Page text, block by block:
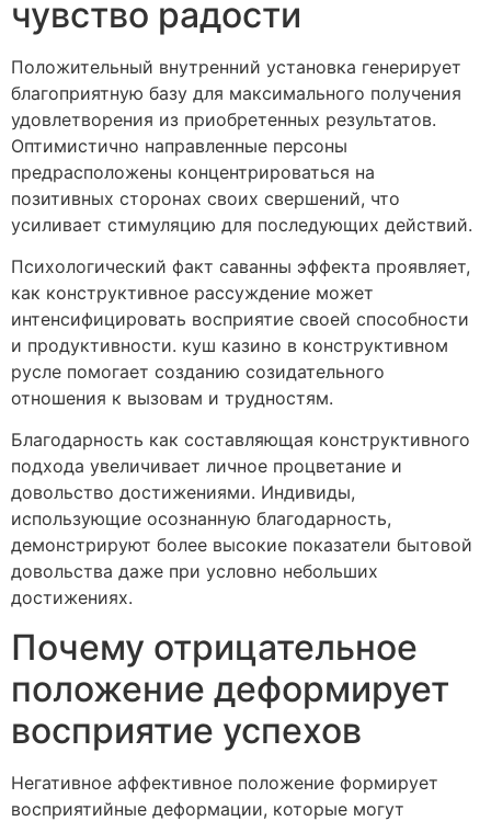
чувство радости
Положительный внутренний установка генерирует
благоприятную базу для максимального получения
удовлетворения из приобретенных результатов.
Оптимистично направленные персоны
предрасположены концентрироваться на
позитивных сторонах своих свершений, что
усиливает стимуляцию для последующих действий.
Психологический факт саванны эффекта проявляет,
как конструктивное рассуждение может
интенсифицировать восприятие своей способности
и продуктивности. куш казино в конструктивном
русле помогает созданию созидательного
отношения к вызовам и трудностям.
Благодарность как составляющая конструктивного
подхода увеличивает личное процветание и
довольство достижениями. Индивиды,
использующие осознанную благодарность,
демонстрируют более высокие показатели бытовой
довольства даже при условно небольших
достижениях.
Почему отрицательное
положение деформирует
восприятие успехов
Негативное аффективное положение формирует
восприятийные деформации, которые могут